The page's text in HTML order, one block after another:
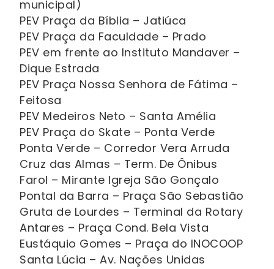
municipal)
PEV Praça da Bíblia – Jatiúca
PEV Praça da Faculdade – Prado
PEV em frente ao Instituto Mandaver –
Dique Estrada
PEV Praça Nossa Senhora de Fátima –
Feitosa
PEV Medeiros Neto – Santa Amélia
PEV Praça do Skate – Ponta Verde
Ponta Verde – Corredor Vera Arruda
Cruz das Almas – Term. De Ônibus
Farol – Mirante Igreja São Gonçalo
Pontal da Barra – Praça São Sebastião
Gruta de Lourdes – Terminal da Rotary
Antares – Praça Cond. Bela Vista
Eustáquio Gomes – Praça do INOCOOP
Santa Lúcia – Av. Nações Unidas